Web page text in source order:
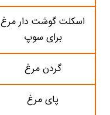
اسکلت گوشت دار مرغ
برای سوپ
گردن مرغ
پای مرغ